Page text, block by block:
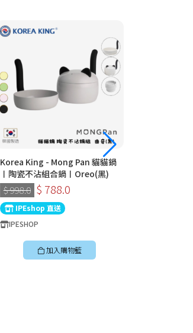
Korea King - Mong Pan 貓貓鍋
〡陶瓷不沾組合鍋〡Oreo(黑)
$ 998.0 $ 788.0
IPEshop 直送
IPESHOP
加入購物籃